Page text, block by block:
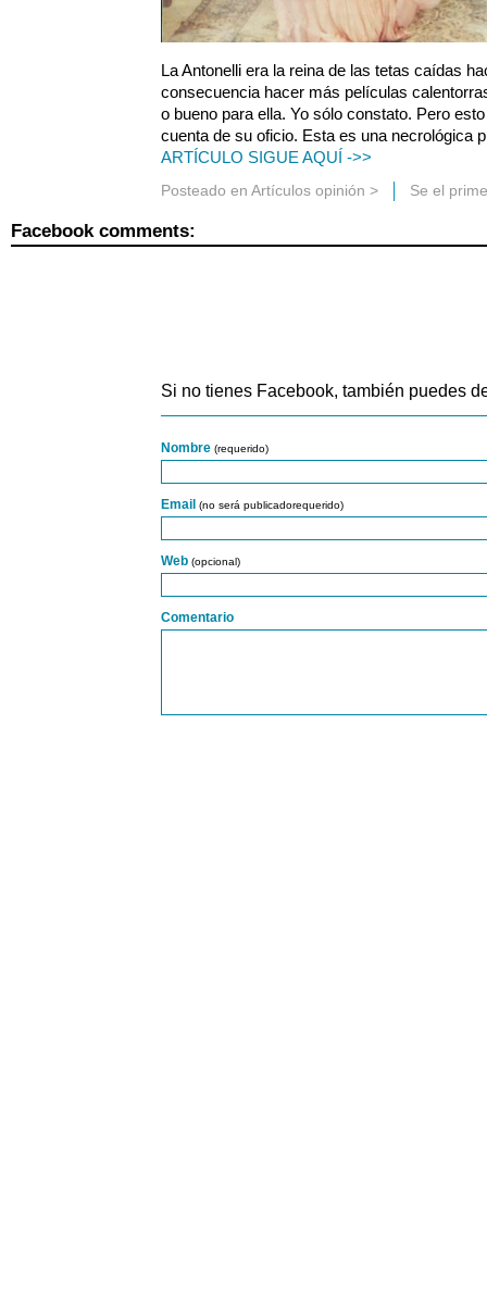
La Antonelli era la reina de las tetas caídas
consecuencia hacer más películas
o bueno para ella. Yo sólo constato. Pero
cuenta de su oficio. Esta es una
ARTÍCULO SIGUE AQUÍ ->>
Posteado en Artículos opinión > Se el
Facebook comments:
Si no tienes Facebook, también puedes
Nombre (requerido)
Email (no será publicadorequerido)
Web (opcional)
Comentario